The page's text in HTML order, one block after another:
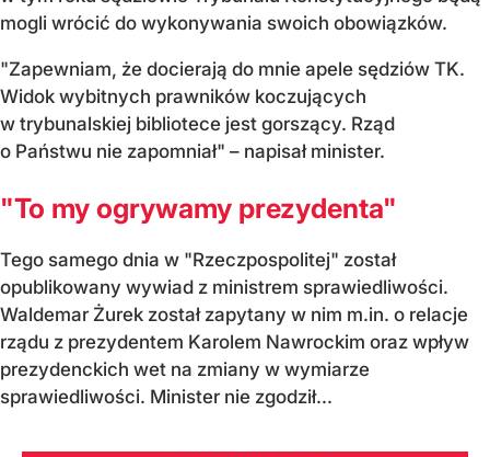
mogli wrócić do wykonywania swoich obowiązków.
"Zapewniam, że docierają do mnie apele sędziów TK.
Widok wybitnych prawników koczujących
w trybunalskiej bibliotece jest gorszący. Rząd
o Państwu nie zapomniał" – napisał minister.
"To my ogrywamy prezydenta"
Tego samego dnia w "Rzeczpospolitej" został
opublikowany wywiad z ministrem sprawiedliwości.
Waldemar Żurek został zapytany w nim m.in. o relacje
rządu z prezydentem Karolem Nawrockim oraz wpływ
prezydenckich wet na zmiany w wymiarze
sprawiedliwości. Minister nie zgodził...